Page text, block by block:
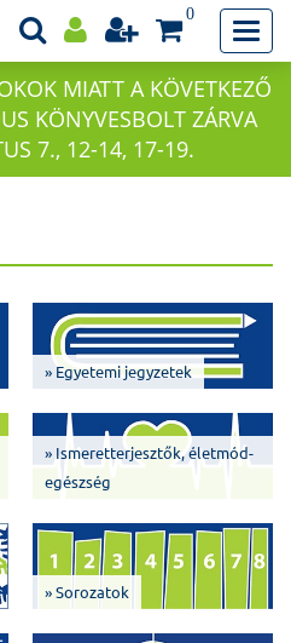
0
MIATT A KÖVETKEZŐ
KÖNYVESBOLT ZÁRVA
7., 12-14, 17-19.
» Egyetemi jegyzetek
» Ismeretterjesztők, életmód-
egészség
» Sorozatok